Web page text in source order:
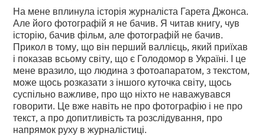
На мене вплинула історія журналіста Гарета Джонса.
Але його фотографій я не бачив. Я читав книгу, чув
історію, бачив фільм, але фотографій не бачив.
Прикол в тому, що він перший валлієць, який приїхав
і показав всьому світу, що є Голодомор в Україні. І це
мене вразило, що людина з фотоапаратом, з текстом,
може щось розказати з іншого куточка світу, щось
суспільно важливе, про що ніхто не наважувався
говорити. Це вже навіть не про фотографію і не про
текст, а про допитливість та розслідування, про
напрямок руху в журналістиці.